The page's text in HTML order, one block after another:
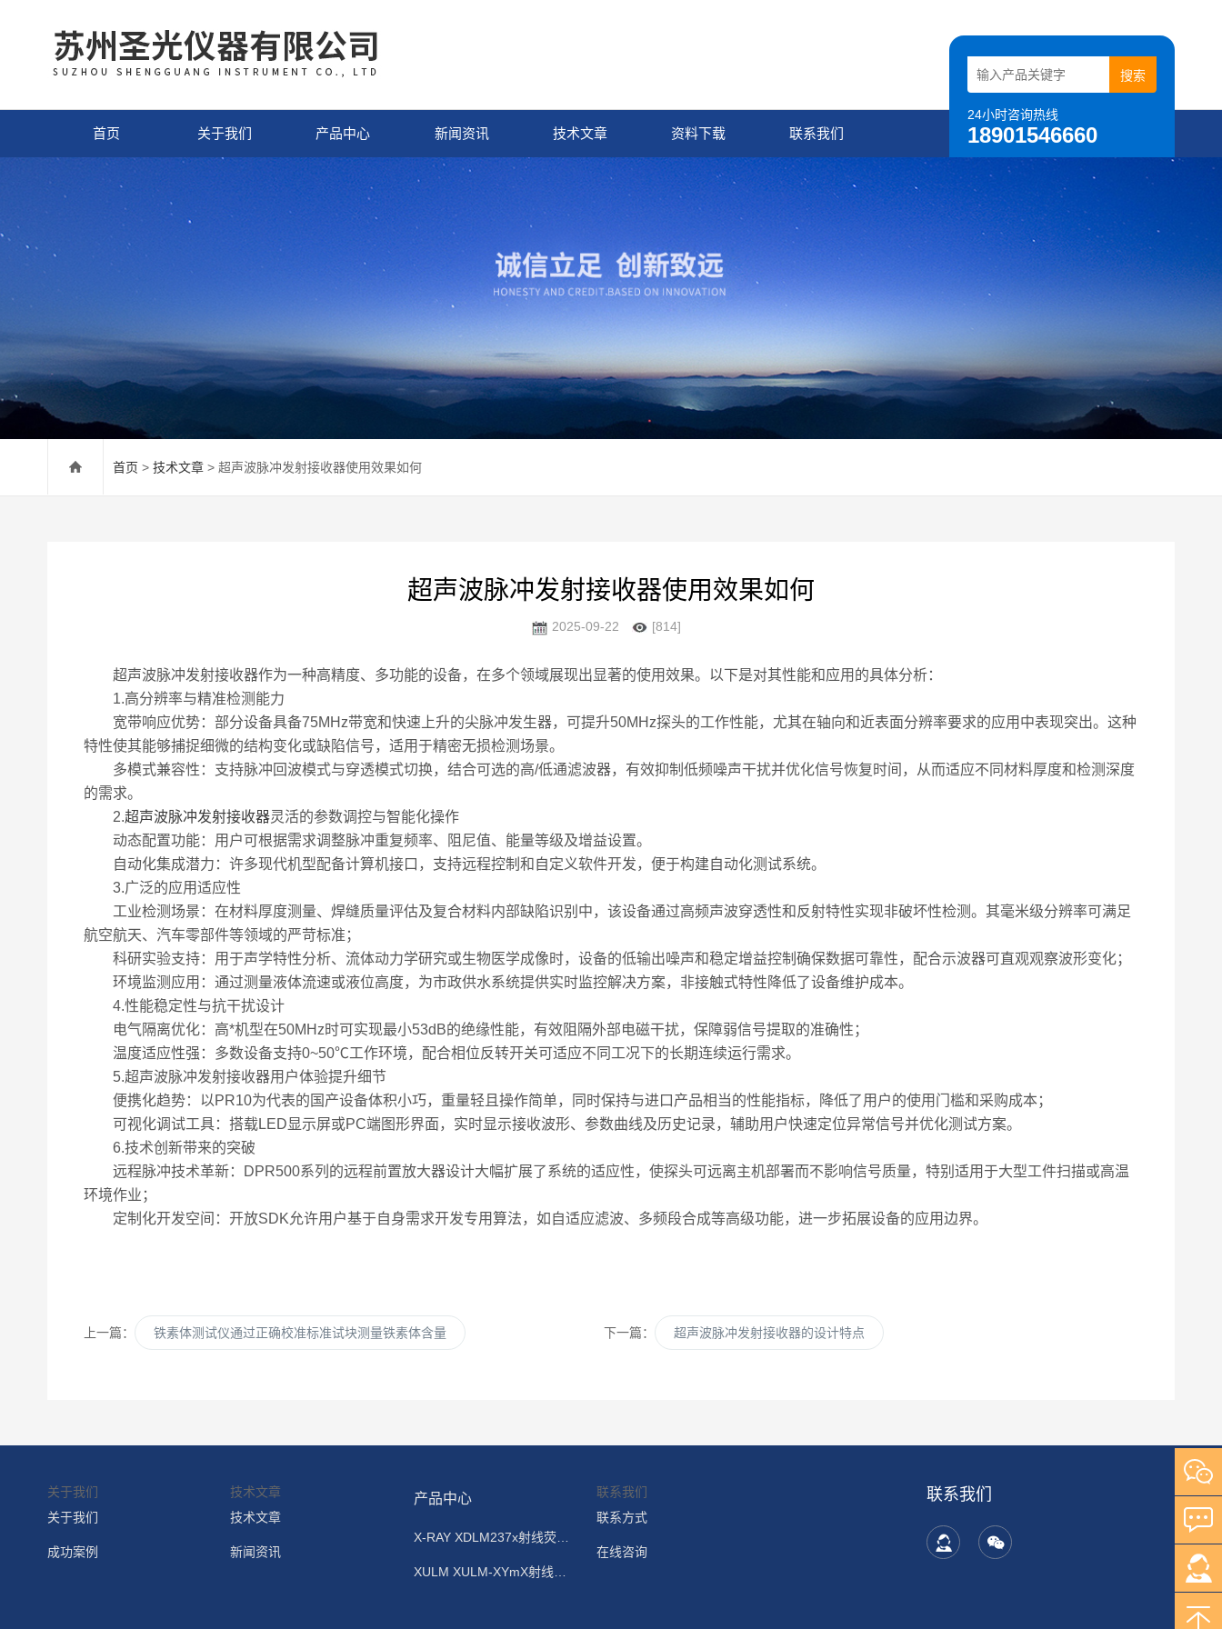
24小时咨询热线
18901546660
首页 关于我们 产品中心 新闻资讯 技术文章 资料下载 联系我们
首页 > 技术文章 > 超声波脉冲发射接收器使用效果如何
超声波脉冲发射接收器使用效果如何
2025-09-22 [814]
超声波脉冲发射接收器作为一种高精度、多功能的设备，在多个领域展现出显著的使用效果。以下是对其性能和应用的具体分析：
1.高分辨率与精准检测能力
宽带响应优势：部分设备具备75MHz带宽和快速上升的尖脉冲发生器，可提升50MHz探头的工作性能，尤其在轴向和近表面分辨率要求的应用中表现突出。这种
特性使其能够捕捉细微的结构变化或缺陷信号，适用于精密无损检测场景。
多模式兼容性：支持脉冲回波模式与穿透模式切换，结合可选的高/低通滤波器，有效抑制低频噪声干扰并优化信号恢复时间，从而适应不同材料厚度和检测深度
的需求。
2.超声波脉冲发射接收器灵活的参数调控与智能化操作
动态配置功能：用户可根据需求调整脉冲重复频率、阻尼值、能量等级及增益设置。
自动化集成潜力：许多现代机型配备计算机接口，支持远程控制和自定义软件开发，便于构建自动化测试系统。
3.广泛的应用适应性
工业检测场景：在材料厚度测量、焊缝质量评估及复合材料内部缺陷识别中，该设备通过高频声波穿透性和反射特性实现非破坏性检测。其毫米级分辨率可满足
航空航天、汽车零部件等领域的严苛标准；
科研实验支持：用于声学特性分析、流体动力学研究或生物医学成像时，设备的低输出噪声和稳定增益控制确保数据可靠性，配合示波器可直观观察波形变化；
环境监测应用：通过测量液体流速或液位高度，为市政供水系统提供实时监控解决方案，非接触式特性降低了设备维护成本。
4.性能稳定性与抗干扰设计
电气隔离优化：高*机型在50MHz时可实现最小53dB的绝缘性能，有效阻隔外部电磁干扰，保障弱信号提取的准确性；
温度适应性强：多数设备支持0~50℃工作环境，配合相位反转开关可适应不同工况下的长期连续运行需求。
5.超声波脉冲发射接收器用户体验提升细节
便携化趋势：以PR10为代表的国产设备体积小巧，重量轻且操作简单，同时保持与进口产品相当的性能指标，降低了用户的使用门槛和采购成本；
可视化调试工具：搭载LED显示屏或PC端图形界面，实时显示接收波形、参数曲线及历史记录，辅助用户快速定位异常信号并优化测试方案。
6.技术创新带来的突破
远程脉冲技术革新：DPR500系列的远程前置放大器设计大幅扩展了系统的适应性，使探头可远离主机部署而不影响信号质量，特别适用于大型工件扫描或高温
环境作业；
定制化开发空间：开放SDK允许用户基于自身需求开发专用算法，如自适应滤波、多频段合成等高级功能，进一步拓展设备的应用边界。
上一篇： 铁素体测试仪通过正确校准标准试块测量铁素体含量 下一篇： 超声波脉冲发射接收器的设计特点
关于我们
关于我们
成功案例
技术文章
技术文章
新闻资讯
产品中心
X-RAY XDLM237x射线荧光镀层测厚仪
联系我们
联系方式
在线咨询
联系我们